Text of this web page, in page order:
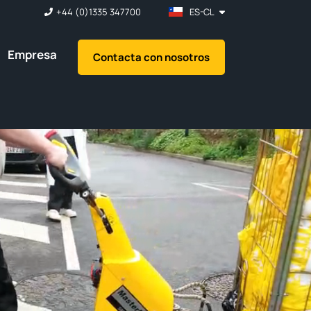
+44 (0)1335 347700 ES-CL
Empresa Contacta con nosotros